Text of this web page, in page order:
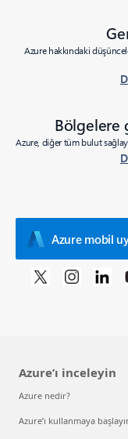
Azure hakkındaki
Bölgelere
Azure, diğer tüm bulut
Azure mobil
Azure’ı inceleyin
Azure nedir?
Azure’ı kullanmaya